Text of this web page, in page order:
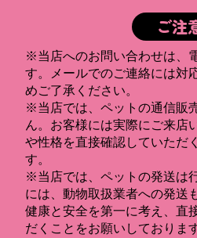
ご注
※当店へのお問い合わせは、
す。メールでのご連絡には対
めご了承ください。
※当店では、ペットの通信販
ん。お客様には実際にご来店
や性格を直接確認していただ
す。
※当店では、ペットの発送は
には、動物取扱業者への発送
健康と安全を第一に考え、直
だくことをお願いしております